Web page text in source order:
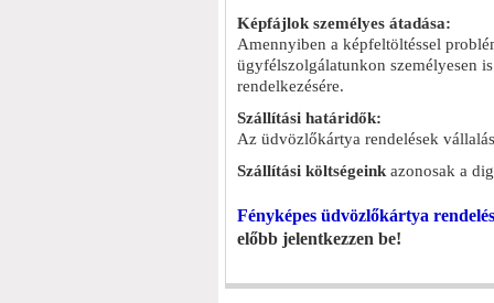
Képfájlok személyes átadása:
Amennyiben a képfeltöltéssel
ügyfélszolgálatunkon személyesen
rendelkezésére.
Szállítási határidők:
Az üdvözlőkártya rendelések
Szállítási költségeink azonosak a
Fényképes üdvözlőkártya
előbb jelentkezzen be!